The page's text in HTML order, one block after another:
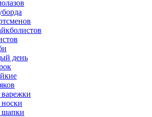
день
варежки
носки
шапки